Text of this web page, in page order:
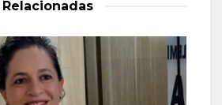
Relacionadas